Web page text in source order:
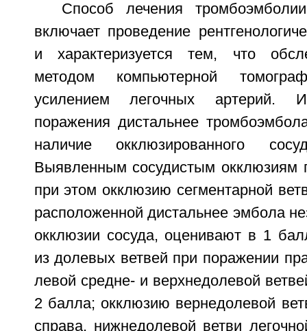
Способ лечения
включает проведение
и характеризуется тем, что
методом компьютерной
усилением легочных артерий.
поражения дистальнее
наличие окклюзированного
Выявленным сосудистым окклюзиям
при этом окклюзию сегментарной
расположенной дистальнее эмбола
окклюзии сосуда, оценивают в 1
из долевых ветвей при поражении
левой средне- и верхнедолевой
2 балла; окклюзию вернедолевой
справа, нижнедолевой ветви